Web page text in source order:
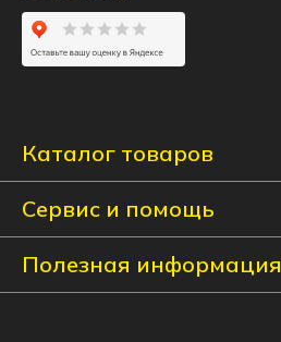
Каталог товаров
Сервис и помощь
Полезная информация